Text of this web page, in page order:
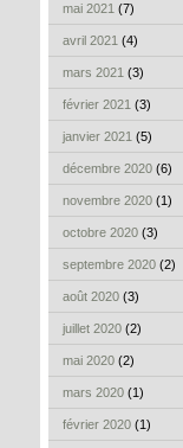
mai 2021 (7)
avril 2021 (4)
mars 2021 (3)
février 2021 (3)
janvier 2021 (5)
décembre 2020 (6)
novembre 2020 (1)
octobre 2020 (3)
septembre 2020 (2)
août 2020 (3)
juillet 2020 (2)
mai 2020 (2)
mars 2020 (1)
février 2020 (1)